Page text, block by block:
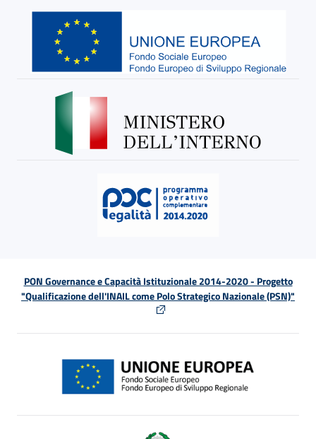
PON Governance e Capacità Istituzionale 2014-2020 - Progetto
"Qualificazione dell'INAIL come Polo Strategico Nazionale (PSN)"